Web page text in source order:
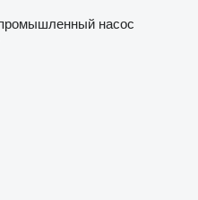
насос